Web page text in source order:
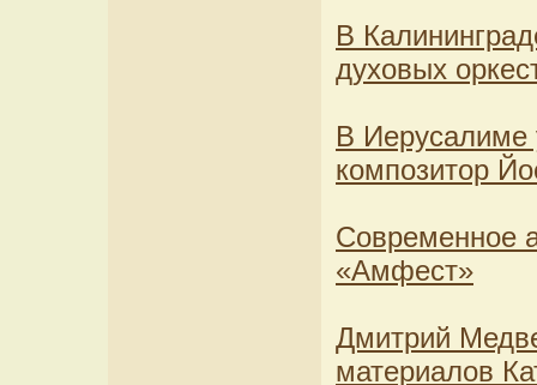
В
духовых
В Иерусалиме
композитор
Современное
«Амфест»
Дмитрий
материалов